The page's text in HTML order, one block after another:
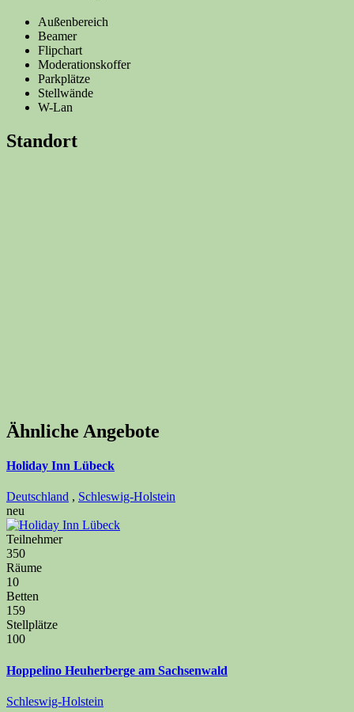
Außenbereich
Beamer
Flipchart
Moderationskoffer
Parkplätze
Stellwände
W-Lan
Standort
Ähnliche Angebote
Holiday Inn Lübeck
Deutschland , Schleswig-Holstein
neu
Teilnehmer
350
Räume
10
Betten
159
Stellplätze
100
Hoppelino Heuherberge am Sachsenwald
Schleswig-Holstein